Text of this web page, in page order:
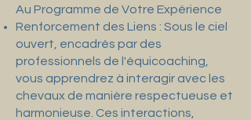
Au Programme de Votre Expérience
Renforcement des Liens : Sous le ciel
ouvert, encadrés par des
professionnels de l'équicoaching,
vous apprendrez à interagir avec les
chevaux de manière respectueuse et
harmonieuse. Ces interactions,